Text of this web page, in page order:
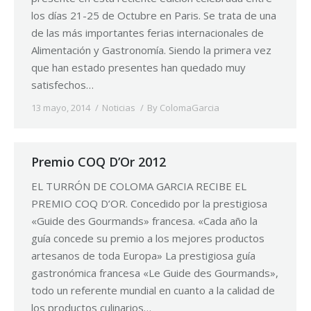
los días 21-25 de Octubre en Paris. Se trata de una
de las más importantes ferias internacionales de
Alimentación y Gastronomía. Siendo la primera vez
que han estado presentes han quedado muy
satisfechos…
13 mayo, 2014 Noticias By ColomaGarcia
Premio COQ D’Or 2012
EL TURRÓN DE COLOMA GARCIA RECIBE EL
PREMIO COQ D’OR. Concedido por la prestigiosa
«Guide des Gourmands» francesa. «Cada año la
guía concede su premio a los mejores productos
artesanos de toda Europa» La prestigiosa guía
gastronómica francesa «Le Guide des Gourmands»,
todo un referente mundial en cuanto a la calidad de
los productos culinarios…